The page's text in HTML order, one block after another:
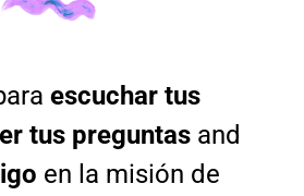
con
escuchar tus
tus preguntas and
en la misión de